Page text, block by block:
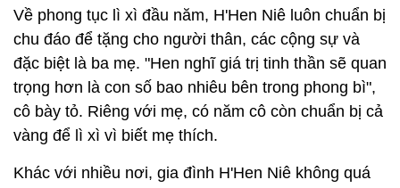
Về phong tục lì xì đầu năm, H'Hen Niê luôn chuẩn bị
chu đáo để tặng cho người thân, các cộng sự và
đặc biệt là ba mẹ. "Hen nghĩ giá trị tinh thần sẽ quan
trọng hơn là con số bao nhiêu bên trong phong bì",
cô bày tỏ. Riêng với mẹ, có năm cô còn chuẩn bị cả
vàng để lì xì vì biết mẹ thích.
Khác với nhiều nơi, gia đình H'Hen Niê không quá